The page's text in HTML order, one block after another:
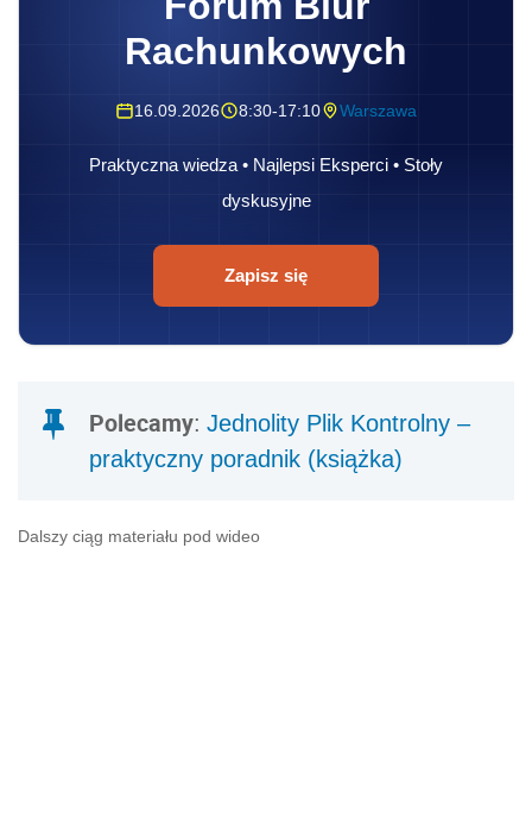
Rachunkowych
16.09.2026 8:30-17:10 Warszawa
Praktyczna wiedza • Najlepsi Eksperci • Stoły
dyskusyjne
Zapisz się
Polecamy: Jednolity Plik Kontrolny –
praktyczny poradnik (książka)
Dalszy ciąg materiału pod wideo